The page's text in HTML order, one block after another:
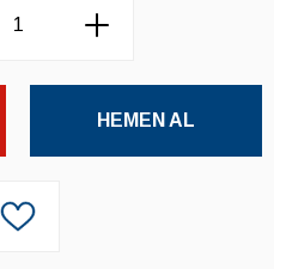
HEMEN AL